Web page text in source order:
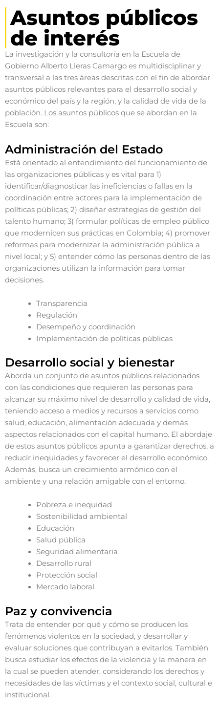
Asuntos públicos
de interés
La investigación y la consultoría en la Escuela de
Gobierno Alberto Lleras Camargo es multidisciplinar y
transversal a las tres áreas descritas con el fin de abordar
asuntos públicos relevantes para el desarrollo social y
económico del país y la región, y la calidad de vida de la
población. Los asuntos públicos que se abordan en la
Escuela son:
Administración del Estado
Está orientado al entendimiento del funcionamiento de
las organizaciones públicas y es vital para 1)
identificar/diagnosticar las ineficiencias o fallas en la
coordinación entre actores para la implementación de
políticas públicas; 2) diseñar estrategias de gestión del
talento humano; 3) formular políticas de empleo público
que modernicen sus prácticas en Colombia; 4) promover
reformas para modernizar la administración pública a
nivel local; y 5) entender cómo las personas dentro de las
organizaciones utilizan la información para tomar
decisiones.
Transparencia
Regulación
Desempeño y coordinación
Implementación de políticas públicas
Desarrollo social y bienestar
Aborda un conjunto de asuntos públicos relacionados
con las condiciones que requieren las personas para
alcanzar su máximo nivel de desarrollo y calidad de vida,
teniendo acceso a medios y recursos a servicios como
salud, educación, alimentación adecuada y demás
aspectos relacionados con el capital humano. El abordaje
de estos asuntos públicos apunta a garantizar derechos, a
reducir inequidades y favorecer el desarrollo económico.
Además, busca un crecimiento armónico con el
ambiente y una relación amigable con el entorno.
Pobreza e inequidad
Sostenibilidad ambiental
Educación
Salud pública
Seguridad alimentaria
Desarrollo rural
Protección social
Mercado laboral
Paz y convivencia
Trata de entender por qué y cómo se producen los
fenómenos violentos en la sociedad, y desarrollar y
evaluar soluciones que contribuyan a evitarlos. También
busca estudiar los efectos de la violencia y la manera en
la cual se pueden atender, considerando los derechos y
necesidades de las víctimas y el contexto social, cultural e
institucional.